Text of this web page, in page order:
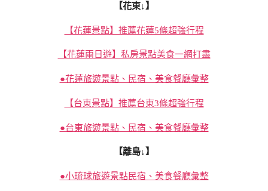
【花東↓】
【花蓮景點】推薦花蓮5條超強行程
【花蓮兩日遊】私房景點美食一網打盡
●花蓮旅遊景點、民宿、美食餐廳彙整
【台東景點】推薦台東3條超強行程
●台東旅遊景點、民宿、美食餐廳彙整
【離島↓】
●小琉球旅遊景點民宿、美食餐廳彙整